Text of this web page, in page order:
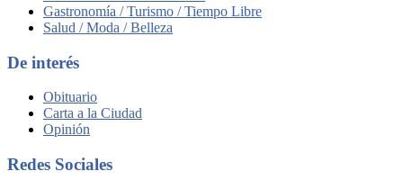
Gastronomía / Turismo / Tiempo Libre
Salud / Moda / Belleza
De interés
Obituario
Carta a la Ciudad
Opinión
Redes Sociales